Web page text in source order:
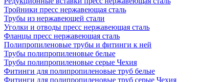
Тройники пресс нержавеющая сталь
Трубы из нержавеющей стали
Уголки и отводы пресс нержавеющая сталь
Фланцы пресс нержавеющая сталь
Полипропиленовые трубы и фитинги к ней
Трубы полипропиленовые белые
Трубы полипропиленовые серые Чехия
Фитинги для полипропиленовые труб белые
Фитинги для полипропиленовые труб серые Чехия